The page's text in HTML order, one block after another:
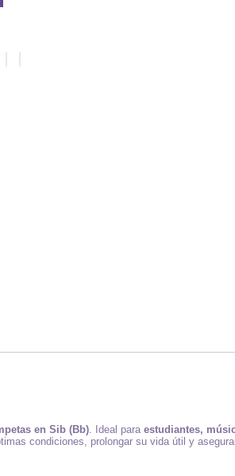
en Sib (Bb) . Ideal para estudiantes,
condiciones, prolongar su vida útil y